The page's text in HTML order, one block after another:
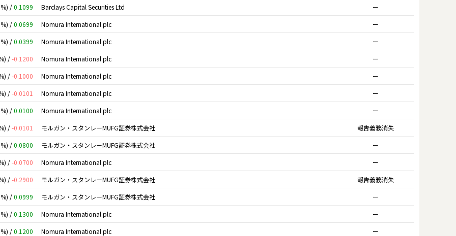
/0.1099 Barclays Capital Securities Ltd
ー
/0.0699 Nomura International plc
ー
/0.0399 Nomura International plc
ー
/-0.1200 Nomura International plc
ー
/-0.1000 Nomura International plc
ー
/-0.0101 Nomura International plc
ー
/0.0100 Nomura International plc
ー
/-0.0101 モルガン・スタンレーMUFG証券株式会社
報告義務消失
/0.0800 モルガン・スタンレーMUFG証券株式会社
ー
/-0.0700 Nomura International plc
ー
/-0.2900 モルガン・スタンレーMUFG証券株式会社
報告義務消失
/0.0999 モルガン・スタンレーMUFG証券株式会社
ー
/0.1300 Nomura International plc
ー
/0.1200 Nomura International plc
ー